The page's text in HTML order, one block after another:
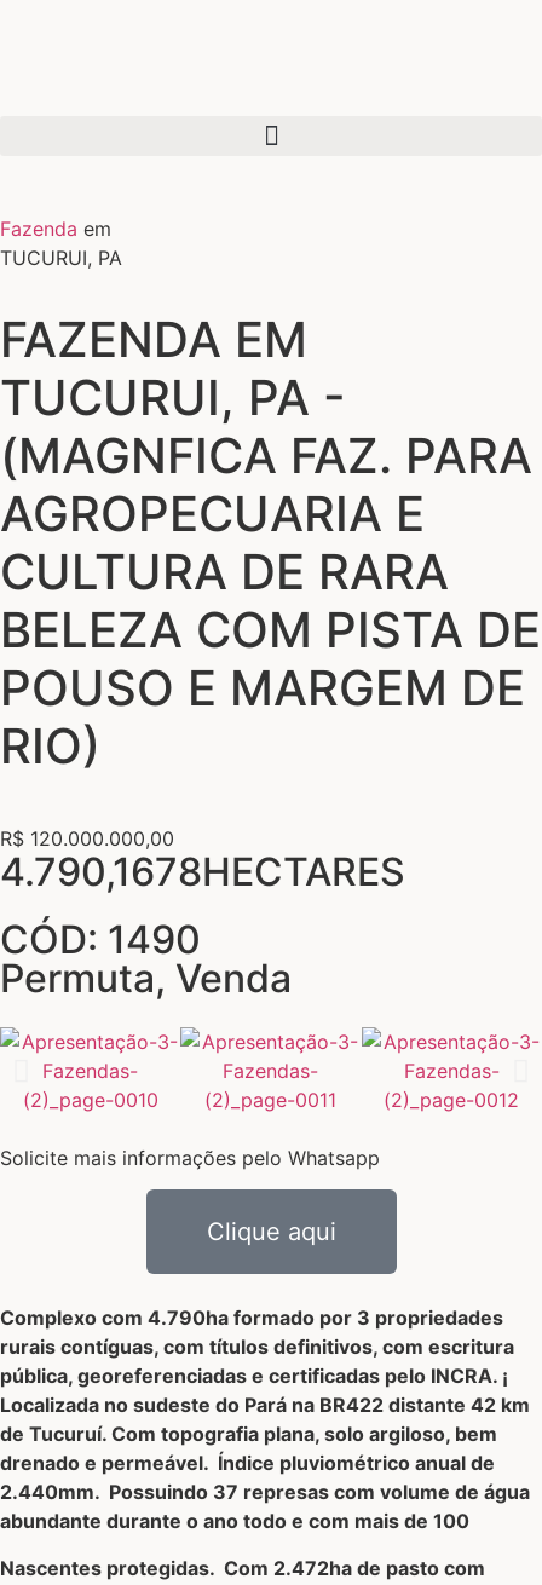
Fazenda em
TUCURUI, PA
FAZENDA EM
TUCURUI, PA -
(MAGNFICA FAZ. PARA
AGROPECUARIA E
CULTURA DE RARA
BELEZA COM PISTA DE
POUSO E MARGEM DE
RIO)
R$ 120.000.000,00
4.790,1678HECTARES
CÓD: 1490
Permuta, Venda
Solicite mais informações pelo Whatsapp
Clique aqui
Complexo com 4.790ha formado por 3 propriedades
rurais contíguas, com títulos definitivos, com escritura
pública, georeferenciadas e certificadas pelo INCRA. ¡
Localizada no sudeste do Pará na BR422 distante 42 km
de Tucuruí. Com topografia plana, solo argiloso, bem
drenado e permeável. Índice pluviométrico anual de
2.440mm. Possuindo 37 represas com volume de água
abundante durante o ano todo e com mais de 100
Nascentes protegidas. Com 2.472ha de pasto com